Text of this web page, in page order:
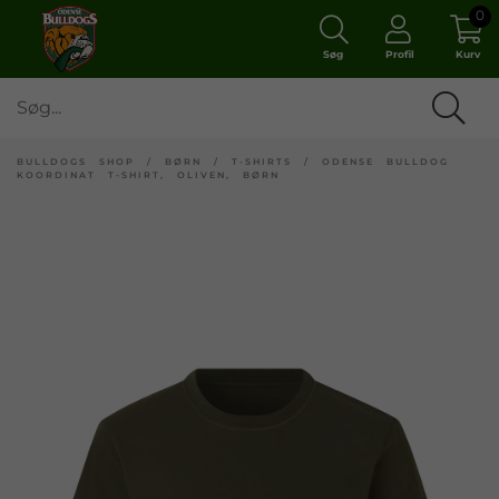
Søg Profil Kurv
0
BULLDOGS SHOP / BØRN / T-SHIRTS / ODENSE BULLDOG
KOORDINAT T-SHIRT, OLIVEN, BØRN